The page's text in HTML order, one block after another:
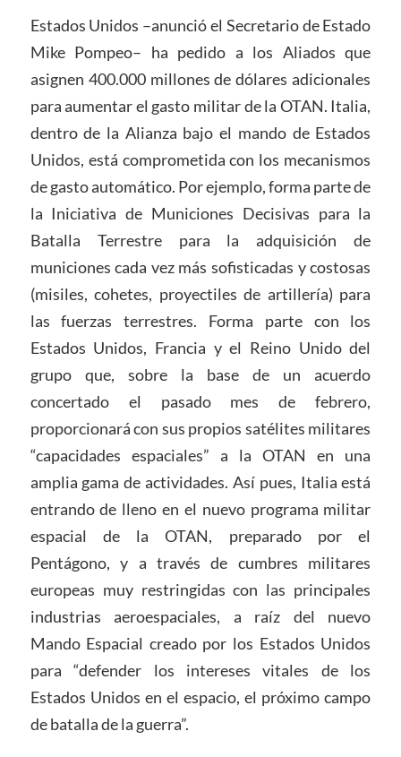
Estados Unidos –anunció el Secretario de Estado
Mike Pompeo– ha pedido a los Aliados que
asignen 400.000 millones de dólares adicionales
para aumentar el gasto militar de la OTAN. Italia,
dentro de la Alianza bajo el mando de Estados
Unidos, está comprometida con los mecanismos
de gasto automático. Por ejemplo, forma parte de
la Iniciativa de Municiones Decisivas para la
Batalla Terrestre para la adquisición de
municiones cada vez más sofisticadas y costosas
(misiles, cohetes, proyectiles de artillería) para
las fuerzas terrestres. Forma parte con los
Estados Unidos, Francia y el Reino Unido del
grupo que, sobre la base de un acuerdo
concertado el pasado mes de febrero,
proporcionará con sus propios satélites militares
“capacidades espaciales” a la OTAN en una
amplia gama de actividades. Así pues, Italia está
entrando de lleno en el nuevo programa militar
espacial de la OTAN, preparado por el
Pentágono, y a través de cumbres militares
europeas muy restringidas con las principales
industrias aeroespaciales, a raíz del nuevo
Mando Espacial creado por los Estados Unidos
para “defender los intereses vitales de los
Estados Unidos en el espacio, el próximo campo
de batalla de la guerra”.